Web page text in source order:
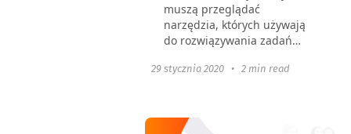
muszą przeglądać
narzędzia, których używają
do rozwiązywania zadań
zarządzania projektami
Alexander Kaydannik...
29 stycznia 2020 • 2 min read